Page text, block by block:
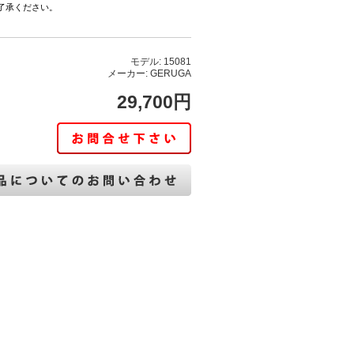
承ください。
モデル: 15081
メーカー: GERUGA
29,700円